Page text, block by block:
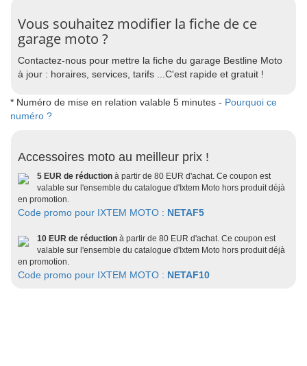
Vous souhaitez modifier la fiche de ce
garage moto ?
Contactez-nous pour mettre la fiche du garage Bestline Moto
à jour : horaires, services, tarifs ...C'est rapide et gratuit !
* Numéro de mise en relation valable 5 minutes - Pourquoi ce
numéro ?
Accessoires moto au meilleur prix !
5 EUR de réduction à partir de 80 EUR d'achat. Ce coupon est
valable sur l'ensemble du catalogue d'Ixtem Moto hors produit déjà
en promotion.
Code promo pour IXTEM MOTO : NETAF5
10 EUR de réduction à partir de 80 EUR d'achat. Ce coupon est
valable sur l'ensemble du catalogue d'Ixtem Moto hors produit déjà
en promotion.
Code promo pour IXTEM MOTO : NETAF10